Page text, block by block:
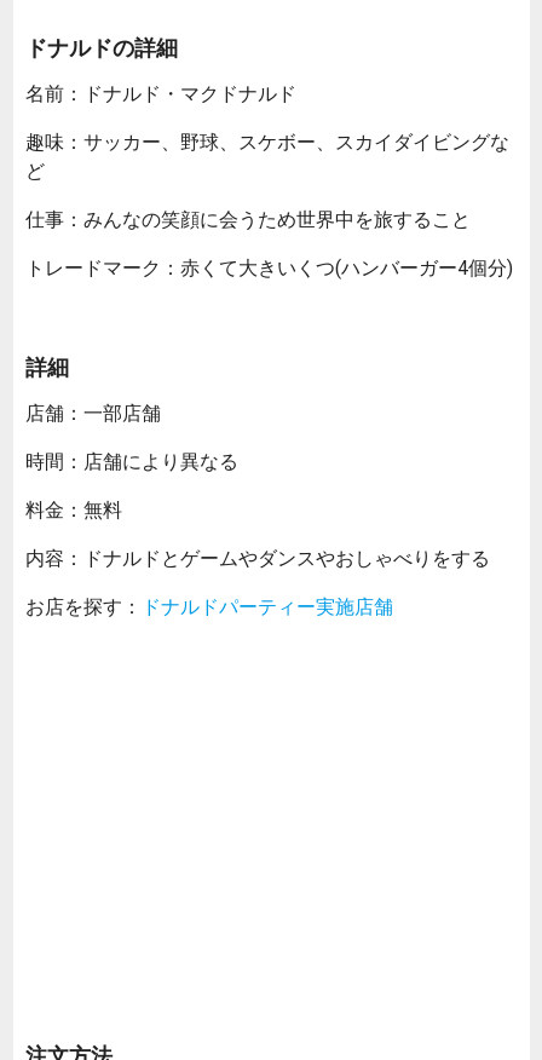
ドナルドの詳細
名前：ドナルド・マクドナルド
趣味：サッカー、野球、スケボー、スカイダイビングな
ど
仕事：みんなの笑顔に会うため世界中を旅すること
トレードマーク：赤くて大きいくつ(ハンバーガー4個分)
詳細
店舗：一部店舗
時間：店舗により異なる
料金：無料
内容：ドナルドとゲームやダンスやおしゃべりをする
お店を探す： ドナルドパーティー実施店舗